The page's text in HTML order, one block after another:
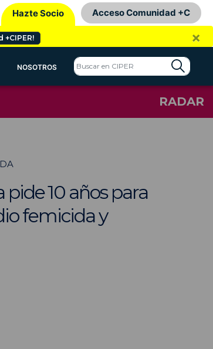
Hazte Socio Acceso Comunidad +C
+CIPER! ×
NOSOTROS
RADAR
10 años para
femicida y